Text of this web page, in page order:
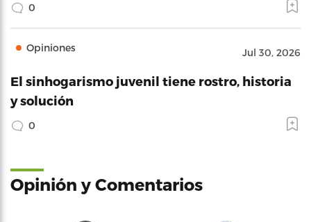
0
Opiniones Jul 30, 2026
El sinhogarismo juvenil tiene rostro, historia
y solución
0
Opinión y Comentarios